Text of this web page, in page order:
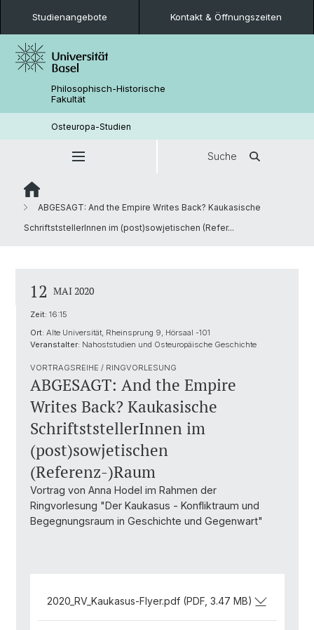
Studienangebote Kontakt & Öffnungszeiten
Philosophisch-Historische
Fakultät
Osteuropa-Studien
Suche
ABGESAGT: And the Empire Writes Back? Kaukasische
SchriftststellerInnen im (post)sowjetischen (Refer...
12 MAI 2020
Zeit: 16:15
Ort: Alte Universität, Rheinsprung 9, Hörsaal -101
Veranstalter: Nahoststudien und Osteuropäische Geschichte
VORTRAGSREIHE / RINGVORLESUNG
ABGESAGT: And the Empire
Writes Back? Kaukasische
SchriftststellerInnen im
(post)sowjetischen
(Referenz-)Raum
Vortrag von Anna Hodel im Rahmen der
Ringvorlesung "Der Kaukasus - Konfliktraum und
Begegnungsraum in Geschichte und Gegenwart"
2020_RV_Kaukasus-Flyer.pdf (PDF, 3.47 MB)